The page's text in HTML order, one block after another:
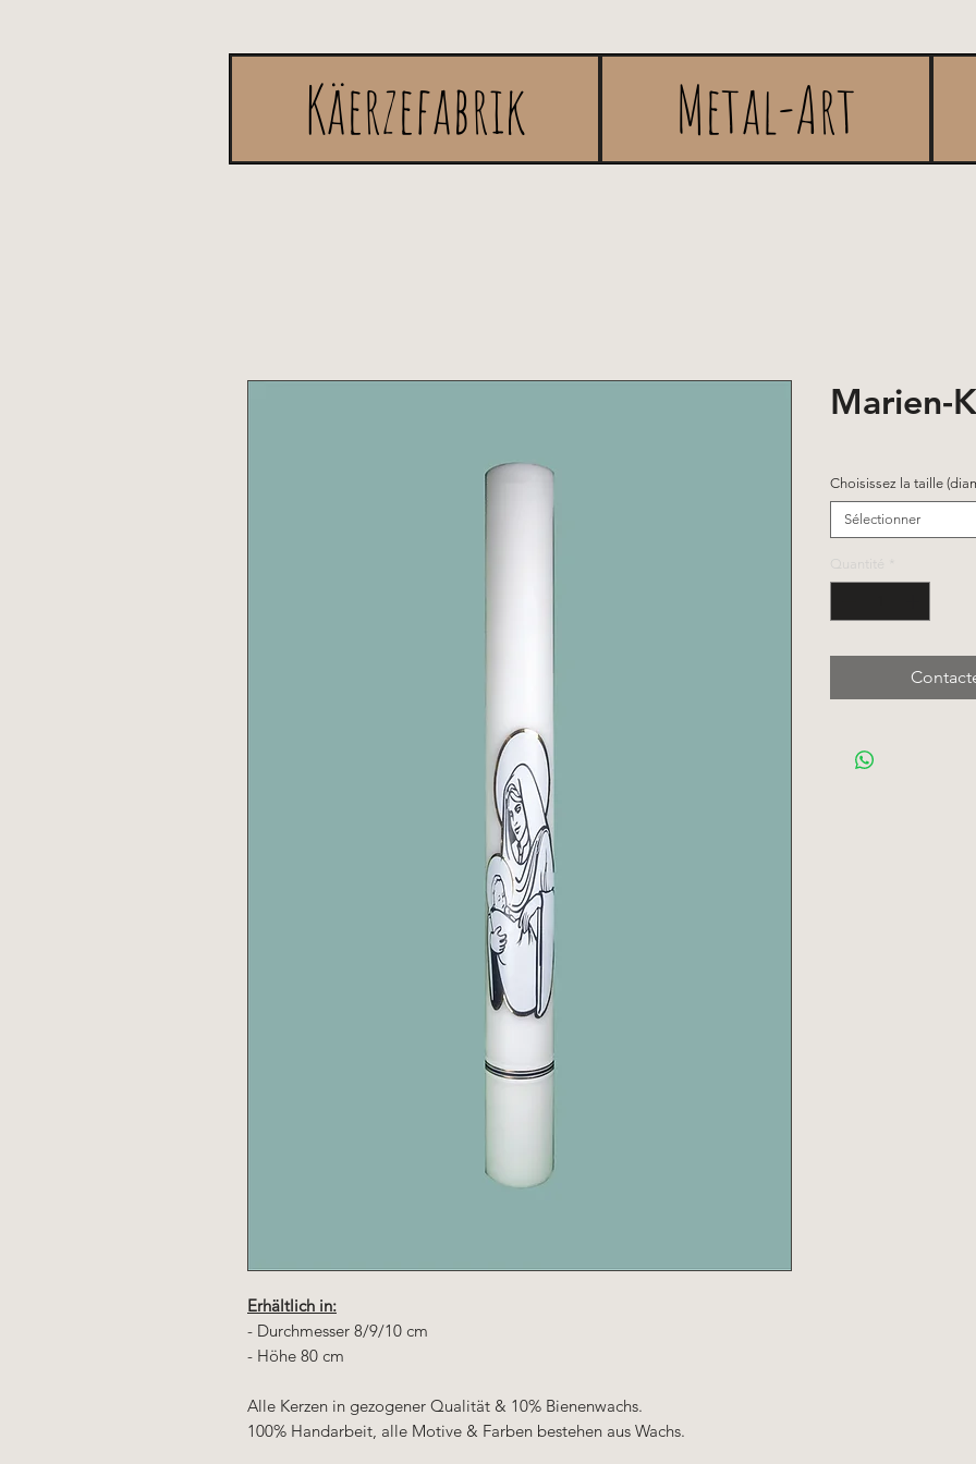
Käerzefabrik Metal-Art
Erhältlich in:
- Durchmesser 8/9/10 cm
- Höhe 80 cm
Alle Kerzen in gezogener Qualität & 10% Bienenwachs.
100% Handarbeit, alle Motive & Farben bestehen aus Wachs.
Marien-
Choisissez la taille
Sélectionner
Quantité